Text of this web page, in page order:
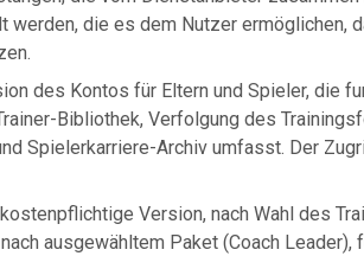
die es dem Nutzer ermöglichen,
des Kontos für Eltern und Spieler, die
Bibliothek, Verfolgung des
Spielerkarriere-Archiv umfasst. Der
Version, nach Wahl des
ausgewähltem Paket (Coach Leader),